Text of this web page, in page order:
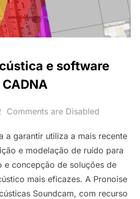
e software
CADNA
Comments are Disabled
a garantir utiliza a mais recente
e modelação de ruído para
e concepção de soluções de
mais eficazes. A Pronoise
Soundcam, com recurso